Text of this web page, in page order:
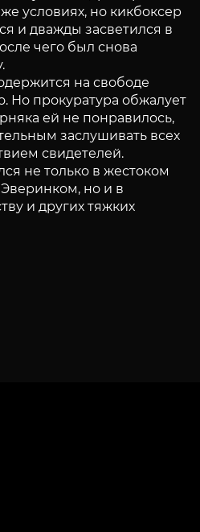
условиях, но кикбоксер
и дважды засветился в
чего был снова
на свободе
Но прокуратура обжалует
ей не понравилось,
заслушивать всех
свидетелей.
не только в жестоком
но и в
и других тяжких